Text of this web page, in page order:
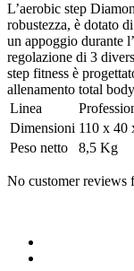
L’aerobic step
robustezza, è dotato
un appoggio durante
regolazione di 3
step fitness è
allenamento total
Linea
Dimensioni 110 x 40
Peso netto
8,5 Kg
No customer reviews